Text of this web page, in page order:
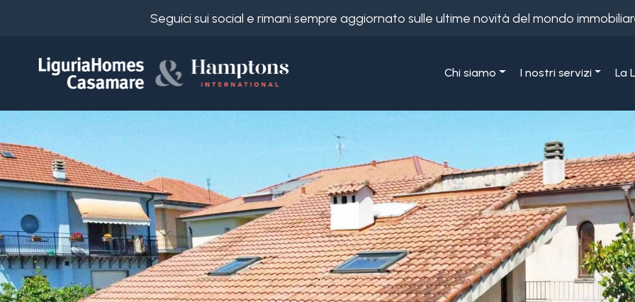
Seguici sui social e rimani sempre aggiornato sulle ultime novità del mondo
Chi siamo I nostri servizi La
FR
DE
RU
Chi
siamo
I
dove
cercare
Provincia
Comune